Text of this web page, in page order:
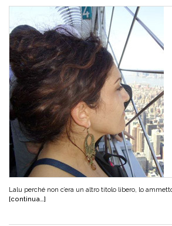
Lalu perché non c’era un altro titolo libero, lo
[continua…]